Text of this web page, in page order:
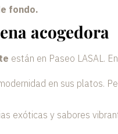
fondo.
acogedora
están en Paseo LASAL.
en sus platos.
exóticas y sabores